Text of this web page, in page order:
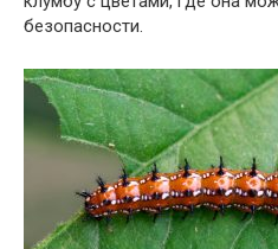
безопасности.